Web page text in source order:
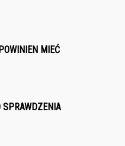
MIEĆ
SPRAWDZENIA